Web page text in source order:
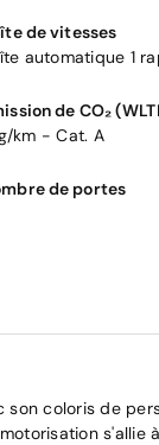
de vitesses
automatique 1
de CO₂
km - Cat. A
de portes
coloris de
s'allie